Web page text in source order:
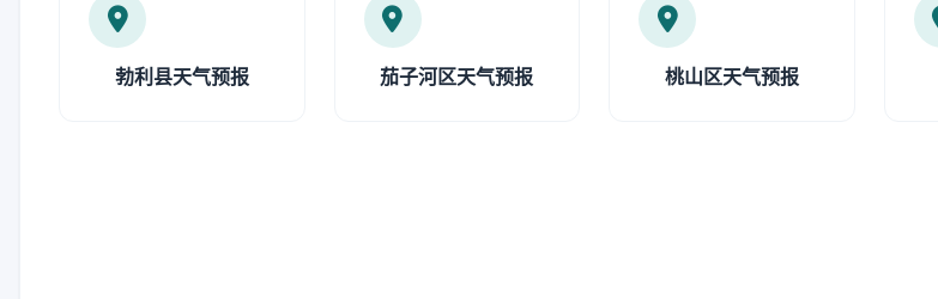
勃利县天气预报 茄子河区天气预报 桃山区天气预报